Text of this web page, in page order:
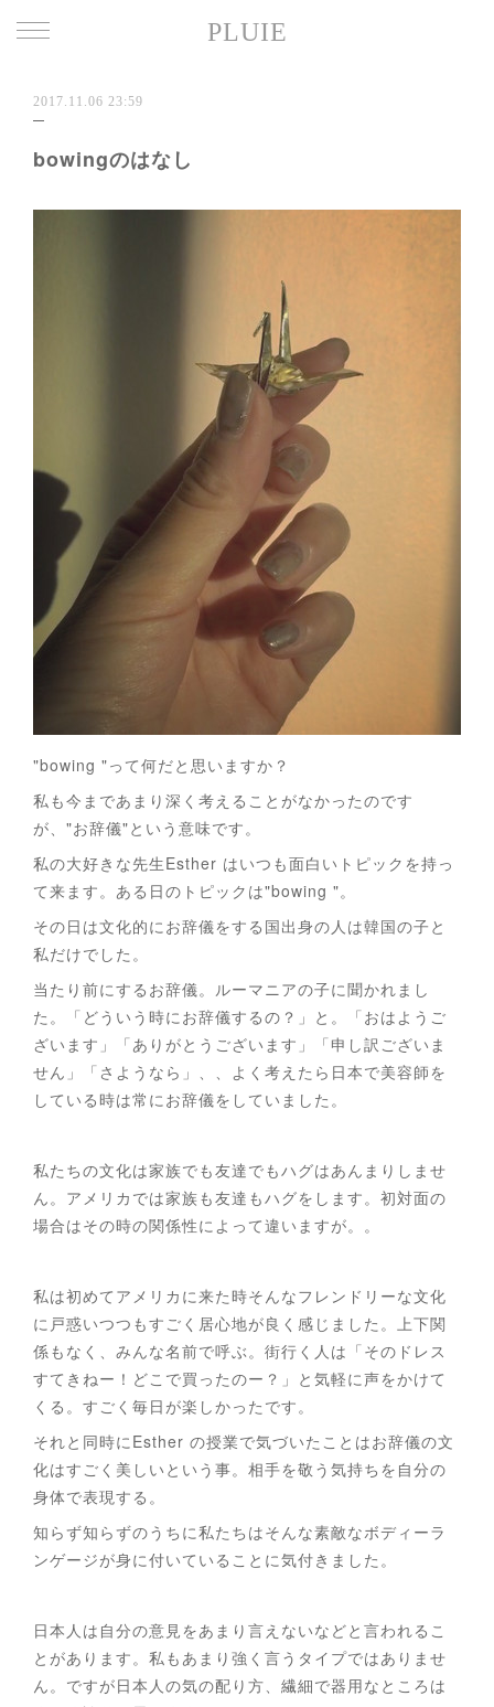
PLUIE
2017.11.06 23:59
bowingのはなし
"bowing "って何だと思いますか？
私も今まであまり深く考えることがなかったのです
が、"お辞儀"という意味です。
私の大好きな先生Esther はいつも面白いトピックを持っ
て来ます。ある日のトピックは"bowing "。
その日は文化的にお辞儀をする国出身の人は韓国の子と
私だけでした。
当たり前にするお辞儀。ルーマニアの子に聞かれまし
た。「どういう時にお辞儀するの？」と。「おはようご
ざいます」「ありがとうございます」「申し訳ございま
せん」「さようなら」、、よく考えたら日本で美容師を
している時は常にお辞儀をしていました。
私たちの文化は家族でも友達でもハグはあんまりしませ
ん。アメリカでは家族も友達もハグをします。初対面の
場合はその時の関係性によって違いますが。。
私は初めてアメリカに来た時そんなフレンドリーな文化
に戸惑いつつもすごく居心地が良く感じました。上下関
係もなく、みんな名前で呼ぶ。街行く人は「そのドレス
すてきねー！どこで買ったのー？」と気軽に声をかけて
くる。すごく毎日が楽しかったです。
それと同時にEsther の授業で気づいたことはお辞儀の文
化はすごく美しいという事。相手を敬う気持ちを自分の
身体で表現する。
知らず知らずのうちに私たちはそんな素敵なボディーラ
ンゲージが身に付いていることに気付きました。
日本人は自分の意見をあまり言えないなどと言われるこ
とがあります。私もあまり強く言うタイプではありませ
ん。ですが日本人の気の配り方、繊細で器用なところは